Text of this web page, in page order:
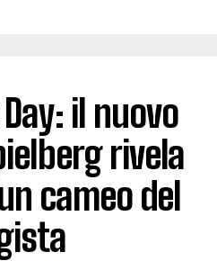
il nuovo
rivela
cameo del